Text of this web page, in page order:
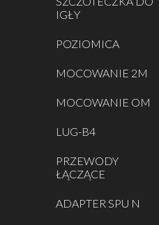
IGŁY
POZIOMICA
MOCOWANIE 2M
MOCOWANIE OM
LUG-B4
PRZEWODY
ŁĄCZĄCE
ADAPTER SPU N